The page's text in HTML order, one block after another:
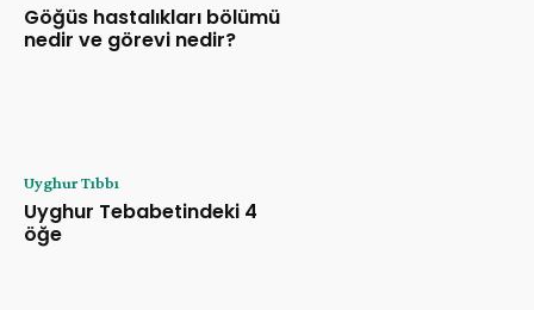
Göğüs hastalıkları bölümü
nedir ve görevi nedir?
Uyghur Tıbbı
Uyghur Tebabetindeki 4
öğe